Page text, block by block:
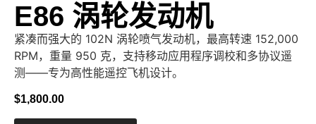
E86 涡轮发动机
紧凑而强大的 102N 涡轮喷气发动机，最高转速 152,000
RPM，重量 950 克，支持移动应用程序调校和多协议遥
测——专为高性能遥控飞机设计。
$1,800.00